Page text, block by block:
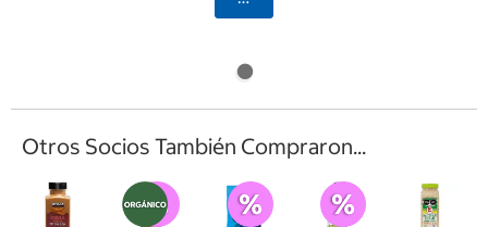
Otros Socios También Compraron...